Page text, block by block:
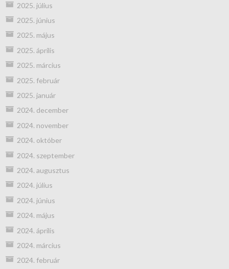
2025. július
2025. június
2025. május
2025. április
2025. március
2025. február
2025. január
2024. december
2024. november
2024. október
2024. szeptember
2024. augusztus
2024. július
2024. június
2024. május
2024. április
2024. március
2024. február